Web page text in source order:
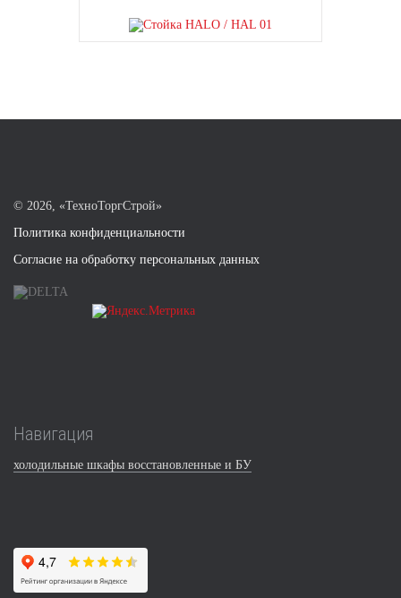
© 2026, «ТехноТоргСтрой»
Политика конфиденциальности
Согласие на обработку персональных данных
Навигация
холодильные шкафы восстановленные и БУ